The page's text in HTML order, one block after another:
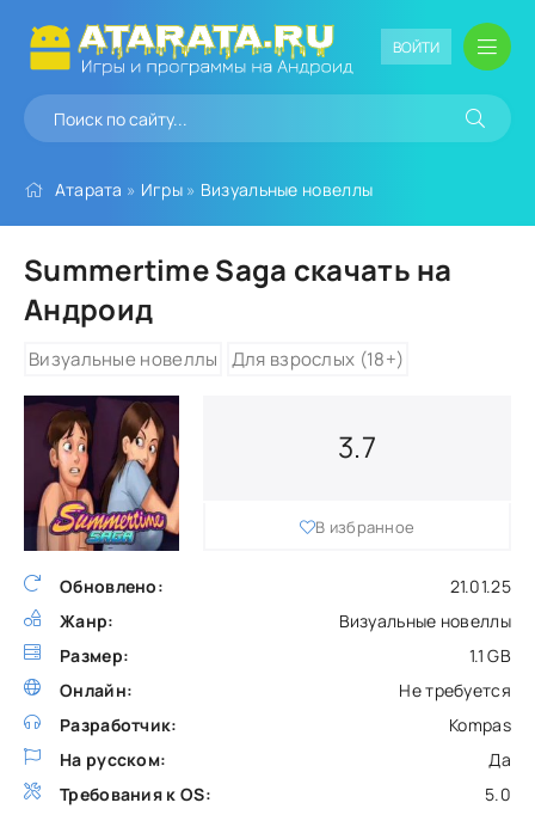
ВОЙТИ
Атарата » Игры» Визуальные новеллы
Summertime Saga скачать на
Андроид
Визуальные новеллы Для взрослых (18+)
Обновлено:
21.01.25
Жанр:
Визуальные новеллы
Размер:
1.1 GB
Онлайн:
Не требуется
Разработчик:
Kompas
На русском:
Да
Требования к OS:
5.0
3.7
В избранное